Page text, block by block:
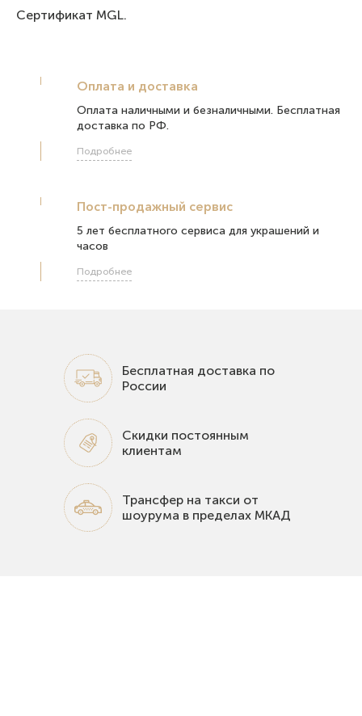
Сертификат МGL.
Оплата и доставка
Оплата наличными и безналичными. Бесплатная
доставка по РФ.
Подробнее
Пост-продажный сервис
5 лет бесплатного сервиса для украшений и
часов
Подробнее
Бесплатная доставка по
России
Скидки постоянным
клиентам
Трансфер на такси от
шоурума в пределах МКАД